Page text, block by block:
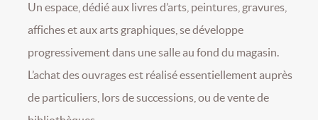
Un espace, dédié aux livres d’arts, peintures, gravures,
affiches et aux arts graphiques, se développe
progressivement dans une salle au fond du magasin.
L’achat des ouvrages est réalisé essentiellement auprès
de particuliers, lors de successions, ou de vente de